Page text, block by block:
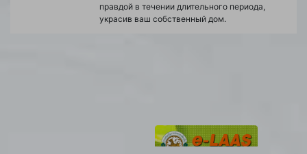
правдой в течении длительного периода,
украсив ваш собственный дом.